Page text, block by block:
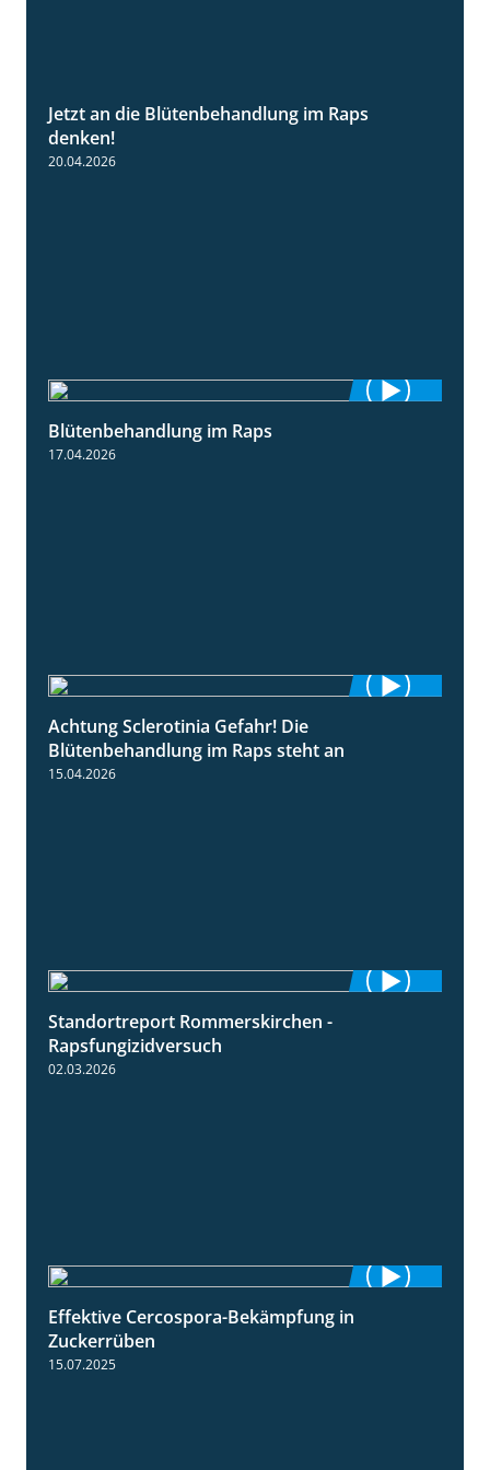
Jetzt an die Blütenbehandlung im Raps
denken!
20.04.2026
Blütenbehandlung im Raps
17.04.2026
Achtung Sclerotinia Gefahr! Die
Blütenbehandlung im Raps steht an
15.04.2026
Standortreport Rommerskirchen -
Rapsfungizidversuch
02.03.2026
Effektive Cercospora-Bekämpfung in
Zuckerrüben
15.07.2025